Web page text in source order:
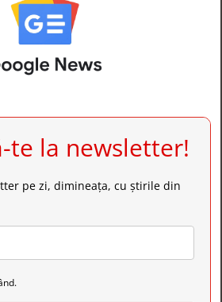
te la newsletter!
pe zi, dimineața, cu știrile din